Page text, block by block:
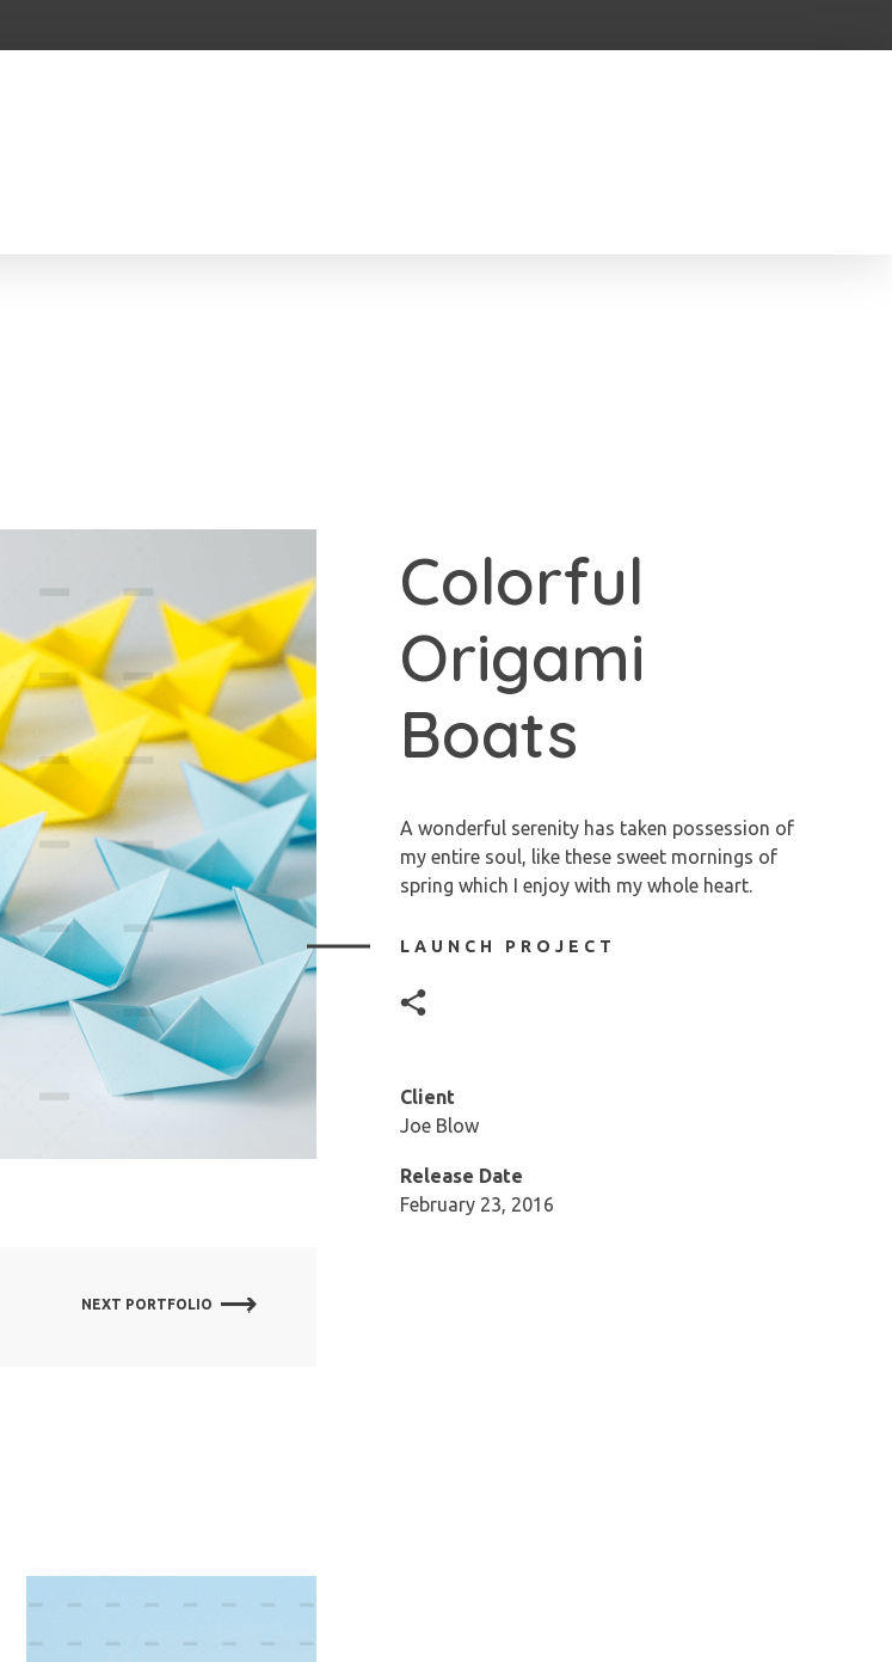
Colorful
Origami
Boats
A wonderful serenity has taken possession of
my entire soul, like these sweet mornings of
spring which I enjoy with my whole heart.
LAUNCH PROJECT
Client
Joe Blow
Release Date
February 23, 2016
NEXT PORTFOLIO